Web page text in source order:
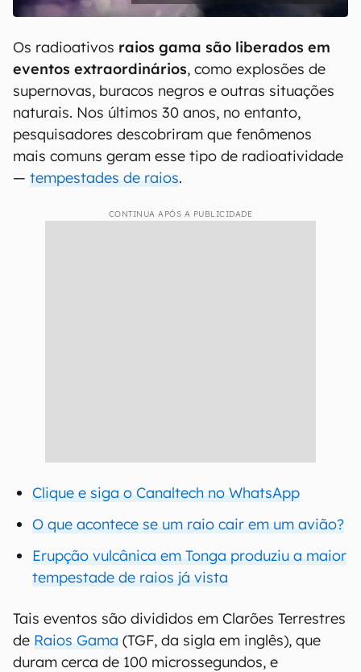
Os radioativos raios gama são liberados em
eventos extraordinários, como explosões de
supernovas, buracos negros e outras situações
naturais. Nos últimos 30 anos, no entanto,
pesquisadores descobriram que fenômenos
mais comuns geram esse tipo de radioatividade
— tempestades de raios.
CONTINUA APÓS A PUBLICIDADE
Clique e siga o Canaltech no WhatsApp
O que acontece se um raio cair em um avião?
Erupção vulcânica em Tonga produziu a maior
tempestade de raios já vista
Tais eventos são divididos em Clarões Terrestres
de Raios Gama (TGF, da sigla em inglês), que
duram cerca de 100 microssegundos, e